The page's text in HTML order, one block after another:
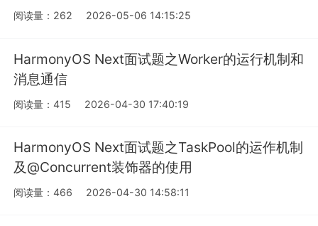
阅读量：262 2026-05-06 14:15:25
HarmonyOS Next面试题之Worker的运行机制和
消息通信
阅读量：415 2026-04-30 17:40:19
HarmonyOS Next面试题之TaskPool的运作机制
及@Concurrent装饰器的使用
阅读量：466 2026-04-30 14:58:11